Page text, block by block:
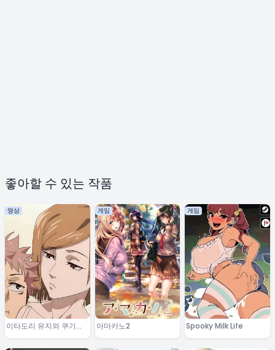
좋아할 수 있는 작품
영상
이타도리 유지와 쿠기사
키 노바라
게임
아마카노2
게임
Spooky Milk Life